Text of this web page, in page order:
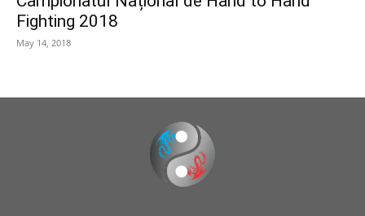
Fighting 2018
May 14, 2018